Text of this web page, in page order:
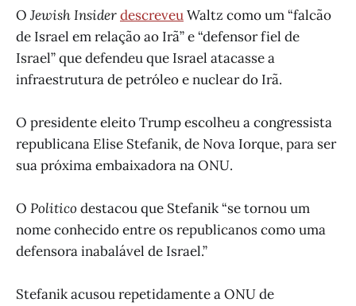
O Jewish InsiderdescreveuWaltz como um “falcão
de Israel em relação ao Irã” e “defensor fiel de
Israel” que defendeu que Israel atacasse a
infraestrutura de petróleo e nuclear do Irã.
O presidente eleito Trump escolheu a congressista
republicana Elise Stefanik, de Nova Iorque, para ser
sua próxima embaixadora na ONU.
O Politico destacou que Stefanik “se tornou um
nome conhecido entre os republicanos como uma
defensora inabalável de Israel.”
Stefanik acusou repetidamente a ONU de